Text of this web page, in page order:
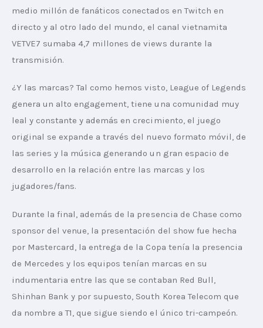
medio millón de fanáticos conectados en Twitch en
directo y al otro lado del mundo, el canal vietnamita
VETVE7 sumaba 4,7 millones de views durante la
transmisión.
¿Y las marcas? Tal como hemos visto, League of Legends
genera un alto engagement, tiene una comunidad muy
leal y constante y además en crecimiento, el juego
original se expande a través del nuevo formato móvil, de
las series y la música generando un gran espacio de
desarrollo en la relación entre las marcas y los
jugadores/fans.
Durante la final, además de la presencia de Chase como
sponsor del venue, la presentación del show fue hecha
por Mastercard, la entrega de la Copa tenía la presencia
de Mercedes y los equipos tenían marcas en su
indumentaria entre las que se contaban Red Bull,
Shinhan Bank y por supuesto, South Korea Telecom que
da nombre a T1, que sigue siendo el único tri-campeón.